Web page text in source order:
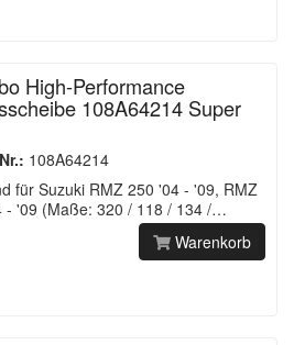
High-Performance
108A64214 Super
108A64214
für Suzuki RMZ 250 '04 - '09, RMZ
- '09 (Maße: 320 / 118 / 134 /…
Warenkorb